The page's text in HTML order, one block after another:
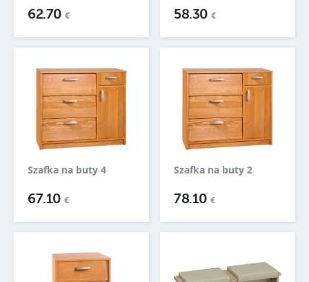
62.70 € 58.30 €
Szafka na buty 4
67.10 €
Szafka na buty 2
78.10 €